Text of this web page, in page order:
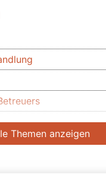
Themen anzeigen